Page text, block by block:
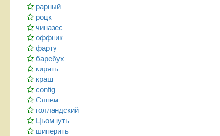
рарный
роцк
чиназес
оффник
фарту
баребух
кирять
краш
config
Слпвм
голландский
Цьомнуть
шиперить